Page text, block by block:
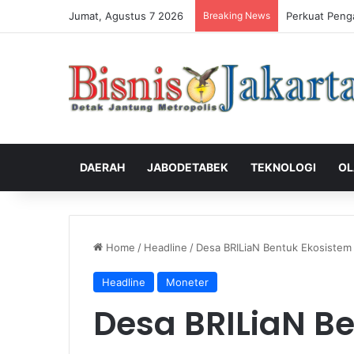
Jumat, Agustus 7 2026 Breaking News Perkuat
DAERAH JABODETABEK TEKNOLOGI
Home / Headline / Desa BRILiaN Bentuk
Headline Moneter
Desa BRILiaN